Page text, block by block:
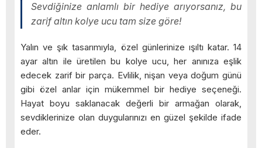
Sevdiğinize anlamlı bir hediye arıyorsanız, bu
zarif altın kolye ucu tam size göre!
Yalın ve şık tasarımıyla, özel günlerinize ışıltı katar. 14
ayar altın ile üretilen bu kolye ucu, her anınıza eşlik
edecek zarif bir parça. Evlilik, nişan veya doğum günü
gibi özel anlar için mükemmel bir hediye seçeneği.
Hayat boyu saklanacak değerli bir armağan olarak,
sevdiklerinize olan duygularınızı en güzel şekilde ifade
eder.